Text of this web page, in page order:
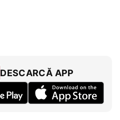
DESCARCĂ APP